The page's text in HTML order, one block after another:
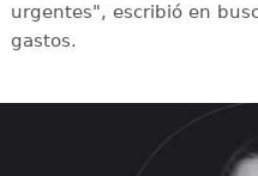
urgentes", escribió en
gastos.